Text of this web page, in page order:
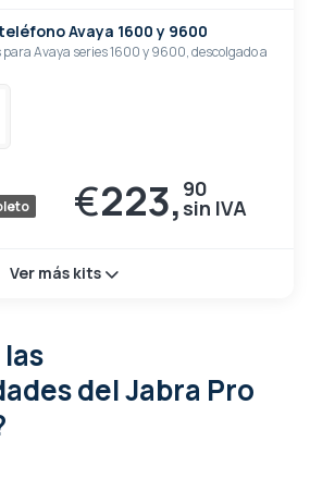
Avaya 1600 y 9600
Avaya series 1600 y 9600, descolgado a
€223, 90
Ver más kits
del Jabra Pro